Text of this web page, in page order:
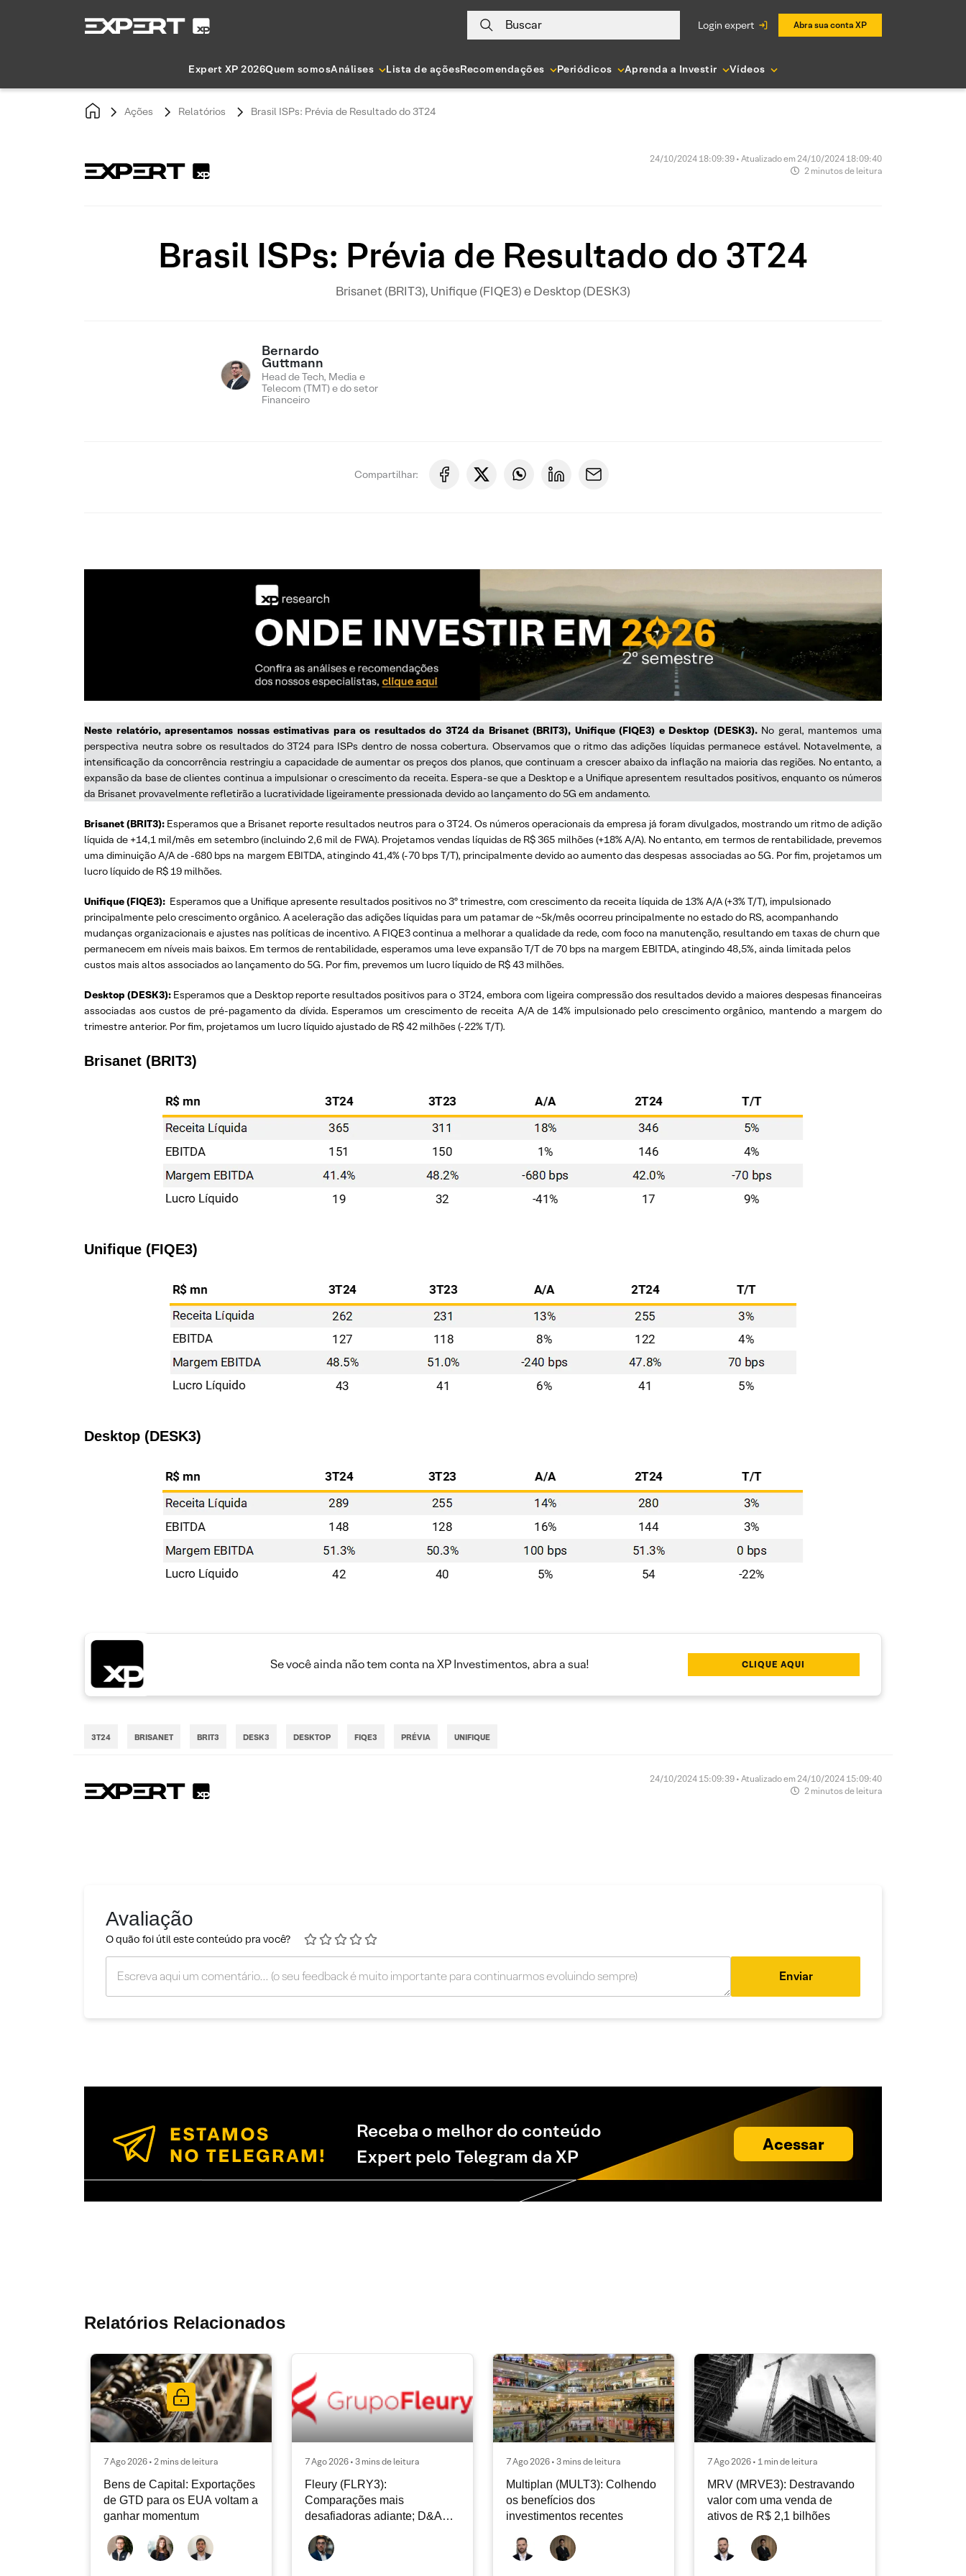
Buscar login expert Abra sua conta XP
Expert XP 2026Quem somosAnálises Lista de açõesRecomendações Periódicos Aprenda a Investir Vídeos
Ações Relatórios Brasil ISPs: Prévia de Resultado do 3T24
24/10/2024 18:09:39 • Atualizado em 24/10/2024 18:09:40
2 minutos de leitura
Brasil ISPs: Prévia de Resultado do 3T24
Brisanet (BRIT3), Unifique (FIQE3) e Desktop (DESK3)
Bernardo
Guttmann
Head de Tech, Media e
Telecom (TMT) e do setor
Financeiro
Compartilhar:
Neste relatório, apresentamos nossas estimativas para os resultados do 3T24 da Brisanet (BRIT3), Unifique (FIQE3) e Desktop (DESK3). No geral, mantemos uma
perspectiva neutra sobre os resultados do 3T24 para ISPs dentro de nossa cobertura. Observamos que o ritmo das adições líquidas permanece estável. Notavelmente, a
intensificação da concorrência restringiu a capacidade de aumentar os preços dos planos, que continuam a crescer abaixo da inflação na maioria das regiões. No entanto, a
expansão da base de clientes continua a impulsionar o crescimento da receita. Espera-se que a Desktop e a Unifique apresentem resultados positivos, enquanto os números
da Brisanet provavelmente refletirão a lucratividade ligeiramente pressionada devido ao lançamento do 5G em andamento.
Brisanet (BRIT3): Esperamos que a Brisanet reporte resultados neutros para o 3T24. Os números operacionais da empresa já foram divulgados, mostrando um ritmo de adição
líquida de +14,1 mil/mês em setembro (incluindo 2,6 mil de FWA). Projetamos vendas líquidas de R$ 365 milhões (+18% A/A). No entanto, em termos de rentabilidade, prevemos
uma diminuição A/A de -680 bps na margem EBITDA, atingindo 41,4% (-70 bps T/T), principalmente devido ao aumento das despesas associadas ao 5G. Por fim, projetamos um
lucro líquido de R$ 19 milhões.
Unifique (FIQE3): Esperamos que a Unifique apresente resultados positivos no 3º trimestre, com crescimento da receita líquida de 13% A/A (+3% T/T), impulsionado
principalmente pelo crescimento orgânico. A aceleração das adições líquidas para um patamar de ~5k/mês ocorreu principalmente no estado do RS, acompanhando
mudanças organizacionais e ajustes nas políticas de incentivo. A FIQE3 continua a melhorar a qualidade da rede, com foco na manutenção, resultando em taxas de churn que
permanecem em níveis mais baixos. Em termos de rentabilidade, esperamos uma leve expansão T/T de 70 bps na margem EBITDA, atingindo 48,5%, ainda limitada pelos
custos mais altos associados ao lançamento do 5G. Por fim, prevemos um lucro líquido de R$ 43 milhões.
Desktop (DESK3): Esperamos que a Desktop reporte resultados positivos para o 3T24, embora com ligeira compressão dos resultados devido a maiores despesas financeiras
associadas aos custos de pré-pagamento da dívida. Esperamos um crescimento de receita A/A de 14% impulsionado pelo crescimento orgânico, mantendo a margem do
trimestre anterior. Por fim, projetamos um lucro líquido ajustado de R$ 42 milhões (-22% T/T).
Brisanet (BRIT3)
Unifique (FIQE3)
Desktop (DESK3)
Se você ainda não tem conta na XP Investimentos, abra a sua! CLIQUE AQUI
3T24 BRISANET BRIT3 DESK3 DESKTOP FIQE3 PRÉVIA UNIFIQUE
24/10/2024 15:09:39 • Atualizado em 24/10/2024 15:09:40
2 minutos de leitura
Avaliação
O quão foi útil este conteúdo pra você?
Enviar
Receba o melhor do conteúdo
Expert pelo Telegram da XP
Acessar
Relatórios Relacionados
7 Ago 2026 • 2 mins de leitura
Bens de Capital: Exportações
de GTD para os EUA voltam a
ganhar momentum
7 Ago 2026 • 3 mins de leitura
Fleury (FLRY3):
Comparações mais
desafiadoras adiante; D&A
deve permanecer nos níveis
atuais
7 Ago 2026 • 3 mins de leitura
Multiplan (MULT3): Colhendo
os benefícios dos
investimentos recentes
7 Ago 2026 • 1 min de leitura
MRV (MRVE3): Destravando
valor com uma venda de
ativos de R$ 2,1 bilhões